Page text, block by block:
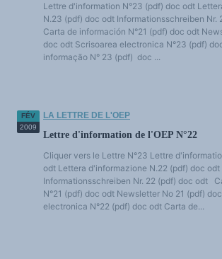
Accéder à la plateforme pour la traduction (en
Accès à la banque de données Relations internationales
Accéder au site de l'OPA (Observatoire du plurilinguisme
ACTUALITÉS/EVENEMENTS
Manifestations
Anglicismes-anglicisation
Humour et plurilinguisme
Lettre d'information N°23 (pdf) doc odt
N.23 (pdf) doc odt Informationsschreiben Nr.
Carta de información N°21 (pdf) doc odt
doc odt Scrisoarea electronica N°23 (pdf)
informação N° 23 (pdf) doc ...
FÉV
2009
LA LETTRE DE L'OEP
Lettre d'information de l'OEP N°22
Cliquer vers le Lettre N°23 Lettre
odt Lettera d'informazione N.22 (pdf) doc odt
Informationsschreiben Nr. 22 (pdf) doc odt
N°21 (pdf) doc odt Newsletter No 21 (pdf)
electronica N°22 (pdf) doc odt Carta de...